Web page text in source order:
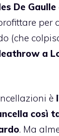
De
per
(che
a
è
così
. Ma